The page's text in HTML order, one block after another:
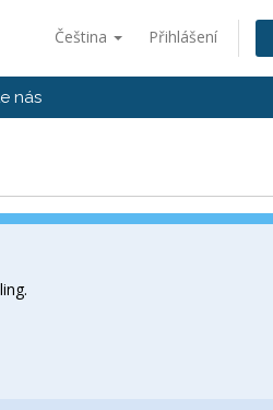
Čeština Přihlášení
nás